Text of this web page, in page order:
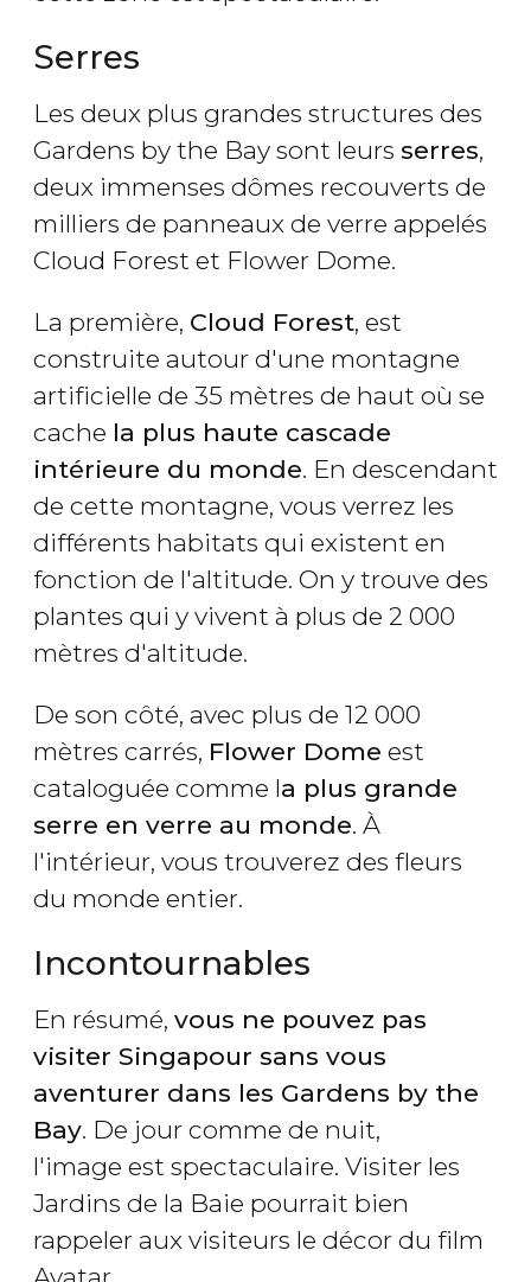
Serres
Les deux plus grandes structures des
Gardens by the Bay sont leurs serres,
deux immenses dômes recouverts de
milliers de panneaux de verre appelés
Cloud Forest et Flower Dome.
La première, Cloud Forest, est
construite autour d'une montagne
artificielle de 35 mètres de haut où se
cache la plus haute cascade
intérieure du monde. En descendant
de cette montagne, vous verrez les
différents habitats qui existent en
fonction de l'altitude. On y trouve des
plantes qui y vivent à plus de 2 000
mètres d'altitude.
De son côté, avec plus de 12 000
mètres carrés, Flower Dome est
cataloguée comme la plus grande
serre en verre au monde. À
l'intérieur, vous trouverez des fleurs
du monde entier.
Incontournables
En résumé, vous ne pouvez pas
visiter Singapour sans vous
aventurer dans les Gardens by the
Bay. De jour comme de nuit,
l'image est spectaculaire. Visiter les
Jardins de la Baie pourrait bien
rappeler aux visiteurs le décor du film